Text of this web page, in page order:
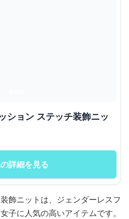
ション ステッチ装飾ニッ
詳細を見る
飾ニットは、ジェンダーレスフ
子に人気の高いアイテムです。